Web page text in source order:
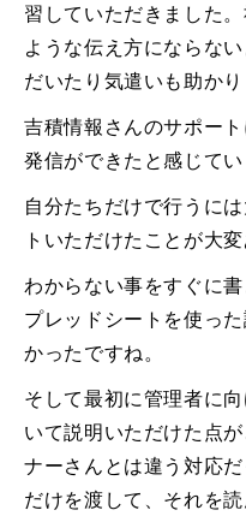
習していただきました
ような伝え方にならな
だいたり気遣いも助かり
吉積情報さんのサポー
発信ができたと感じてい
自分たちだけで行うに
トいただけたことが大
わからない事をすぐに
プレッドシートを使っ
かったですね。
そして最初に管理者に
いて説明いただけた点
ナーさんとは違う対応
だけを渡して、それを